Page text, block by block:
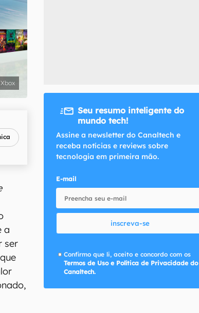
e Política de Privacidade do Canaltech.
a
ser
Seu resumo inteligente do
mundo tech!
Assine a newsletter do Canaltech e
receba notícias e reviews sobre
tecnologia em primeira mão.
E-mail
inscreva-se
Confirmo que li, aceito e concordo com os
Termos de Uso e Política de Privacidade do
Canaltech.